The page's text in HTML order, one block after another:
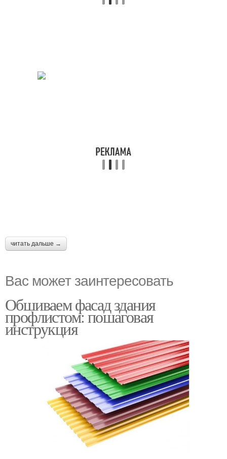
читать дальше →
Вас может заинтересовать
Обшиваем фасад здания
профлистом: пошаговая
инструкция